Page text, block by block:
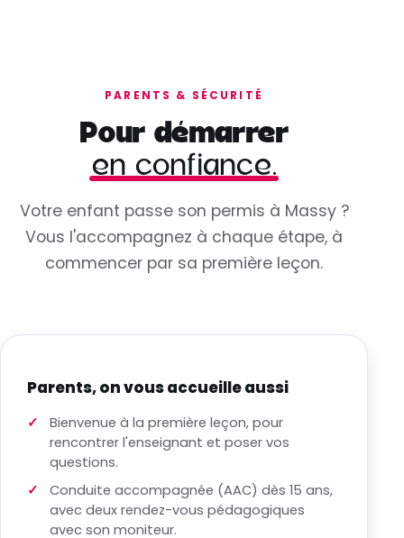
PARENTS & SÉCURITÉ
Pour démarrer
en confiance.
Votre enfant passe son permis à Massy ?
Vous l'accompagnez à chaque étape, à
commencer par sa première leçon.
Parents, on vous accueille aussi
Bienvenue à la première leçon, pour
rencontrer l'enseignant et poser vos
questions.
Conduite accompagnée (AAC) dès 15 ans,
avec deux rendez-vous pédagogiques
avec son moniteur.